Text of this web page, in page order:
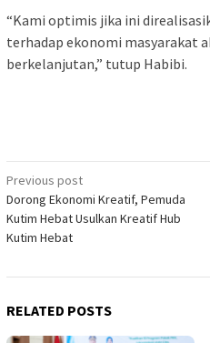
“Kami optimis jika ini
terhadap ekonomi masyarakat
berkelanjutan,” tutup Habibi.
Post
navigation
Previous post
Dorong Ekonomi Kreatif, Pemuda
Kutim Hebat Usulkan Kreatif Hub
Kutim Hebat
RELATED POSTS